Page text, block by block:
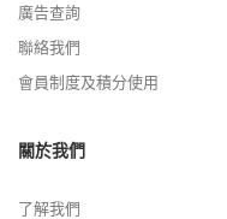
廣告查詢
聯絡我們
會員制度及積分使用
關於我們
了解我們